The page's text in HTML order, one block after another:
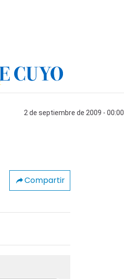
2 de septiembre de 2009 - 00:00
Compartir